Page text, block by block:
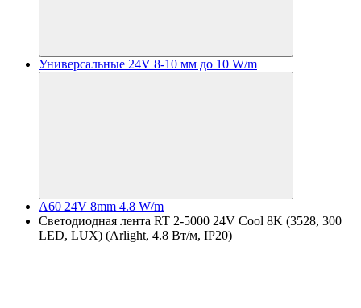
Универсальные 24V 8-10 мм до 10 W/m
A60 24V 8mm 4.8 W/m
Светодиодная лента RT 2-5000 24V Cool 8K (3528, 300
LED, LUX) (Arlight, 4.8 Вт/м, IP20)